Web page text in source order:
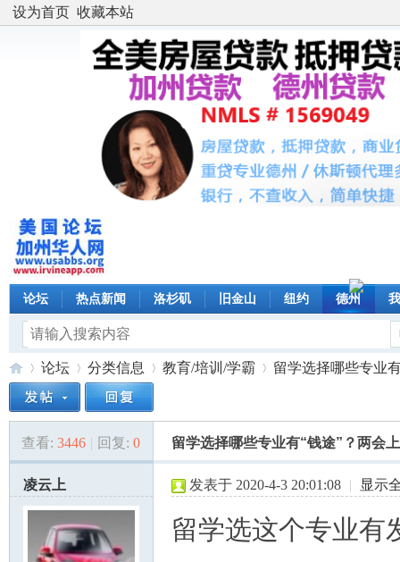
设为首页 收藏本站
论坛 热点新闻 洛杉矶 旧金山 纽约 德州
美»
论坛
›
分类信息 教育/培训/学霸
›
留学选择哪些专业
查看: 3446 | 回复: 0 留学选择哪些专业有“钱途”？两会
凌云上 发表于 2020-4-3 20:01:08 | 显示
留学选这个专业有